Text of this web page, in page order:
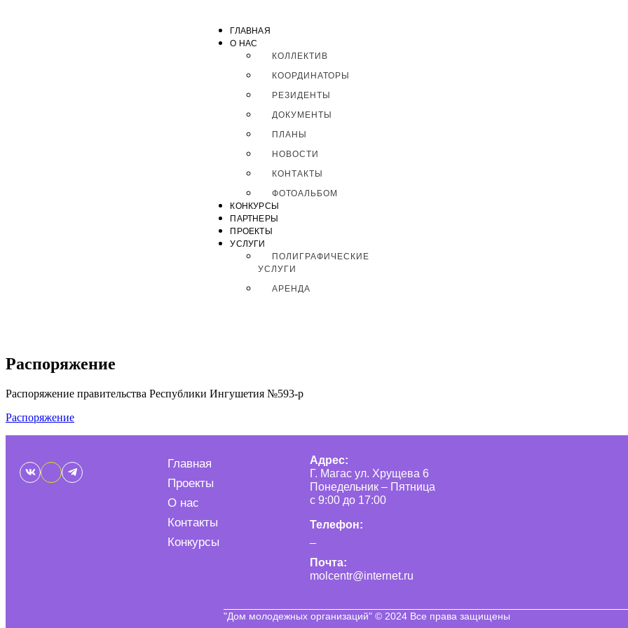
ГЛАВНАЯ
О НАС
КОЛЛЕКТИВ
КООРДИНАТОРЫ
РЕЗИДЕНТЫ
ДОКУМЕНТЫ
ПЛАНЫ
НОВОСТИ
КОНТАКТЫ
ФОТОАЛЬБОМ
КОНКУРСЫ
ПАРТНЕРЫ
ПРОЕКТЫ
УСЛУГИ
ПОЛИГРАФИЧЕСКИЕ
УСЛУГИ
АРЕНДА
Распоряжение
Распоряжение правительства Республики Ингушетия №593-p
Распоряжение
Главная
Проекты
О нас
Контакты
Конкурсы
Адрес:
Г. Магас ул. Хрущева 6
Понедельник – Пятница
с 9:00 до 17:00
Телефон:
Почта:
molcentr@internet.ru
"Дом молодежных организаций" © 2024 Все права защищены